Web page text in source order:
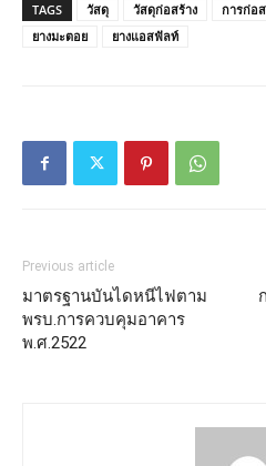
TAGS วัสดุ วัสดุก่อสร้าง การก่อ
ยางมะตอย
ยางแอสฟัลท์
Previous article
มาตรฐานบันไดหนีไฟตาม
พรบ.การควบคุมอาคาร
พ.ศ.2522